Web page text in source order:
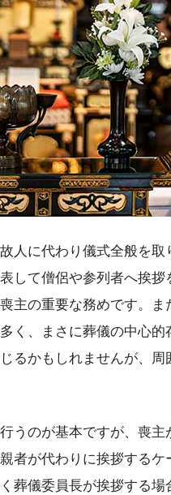
人に代わり儀式全般を
して僧侶や参列者へ挨
主の重要な務めです。
く、まさに葬儀の中心
るかもしれませんが、
うのが基本ですが、喪
者が代わりに挨拶する
葬儀委員長が挨拶する